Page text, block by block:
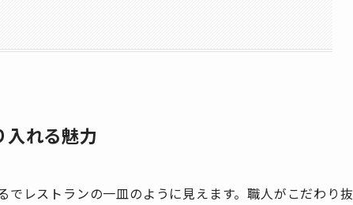
れる魅力
レストランの一皿のように見えます。職人がこだわり抜